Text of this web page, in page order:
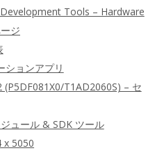
Tools – Hardware
ジ
ションアプリ
(P5DF081X0/T1AD2060S) – セ
ュール & SDK ツール
x 5050